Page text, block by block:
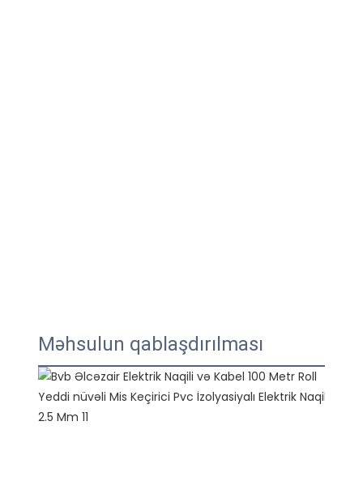
Məhsulun qablaşdırılması